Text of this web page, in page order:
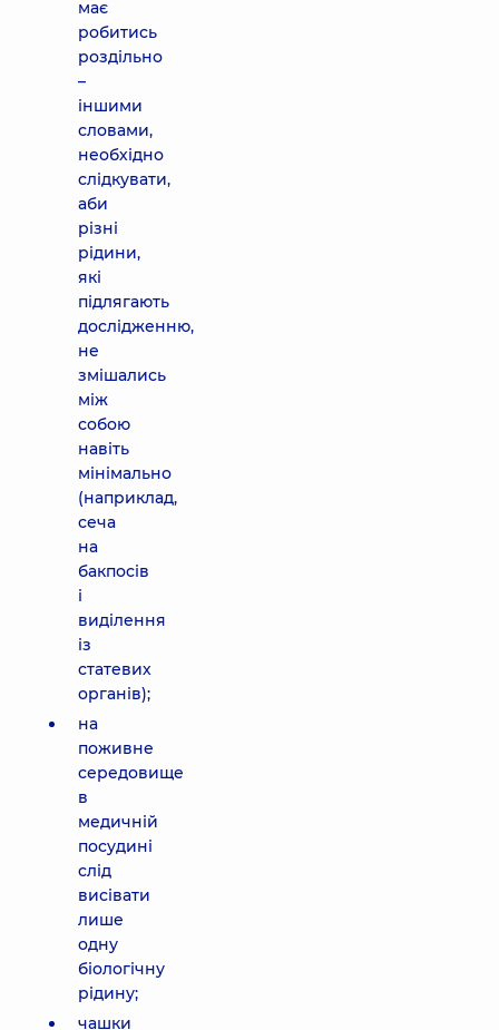
має
робитись
роздільно
–
іншими
словами,
необхідно
слідкувати,
аби
різні
рідини,
які
підлягають
дослідженню,
не
змішались
між
собою
навіть
мінімально
(наприклад,
сеча
на
бакпосів
і
виділення
із
статевих
органів);
на
поживне
середовище
в
медичній
посудині
слід
висівати
лише
одну
біологічну
рідину;
чашки